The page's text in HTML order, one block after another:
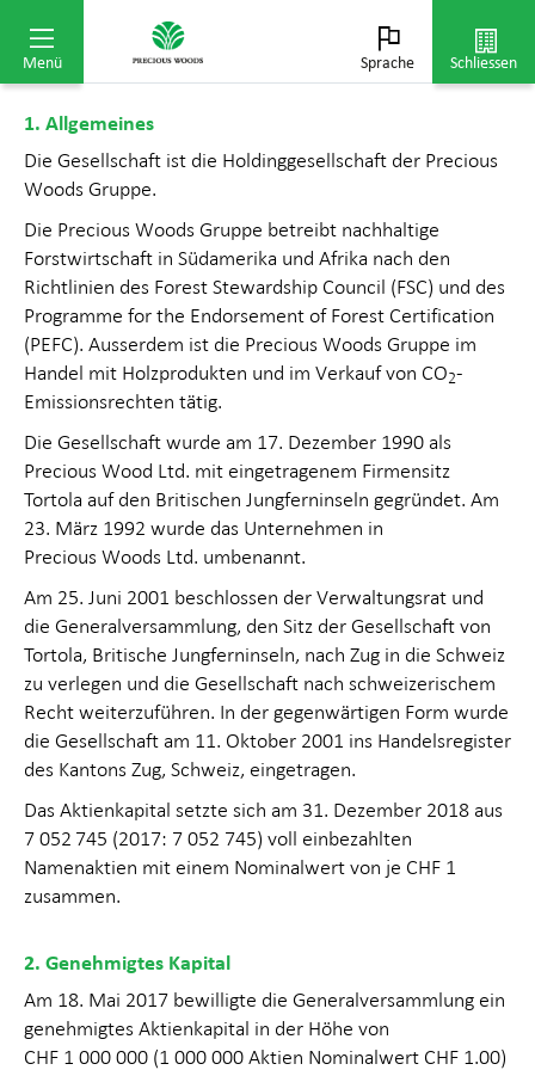
Menü Sprache Schliessen
dem Verkauf angefallenen oder noch anzufallenden
Kosten verlässlich bestimmt werden können.
1. Allgemeines
Die Gesellschaft ist die Holdinggesellschaft der Precious
Woods Gruppe.
Die Precious Woods Gruppe betreibt nachhaltige
Forstwirtschaft in Südamerika und Afrika nach den
Richtlinien des Forest Stewardship Council (FSC) und des
Programme for the Endorsement of Forest Certification
(PEFC). Ausserdem ist die Precious Woods Gruppe im
Handel mit Holzprodukten und im Verkauf von CO2-
Emissionsrechten tätig.
Die Gesellschaft wurde am 17. Dezember 1990 als
Precious Wood Ltd. mit eingetragenem Firmensitz
Tortola auf den Britischen Jungfern­inseln gegründet. Am
23. März 1992 wurde das Unternehmen in
Precious Woods Ltd. umbenannt.
Am 25. Juni 2001 beschlossen der Verwaltungsrat und
die Generalversammlung, den Sitz der Gesellschaft von
Tortola, Britische Jungfern­inseln, nach Zug in die Schweiz
zu verlegen und die Gesellschaft nach schweizerischem
Recht weiterzuführen. In der gegenwärtigen Form wurde
die Gesellschaft am 11. Oktober 2001 ins Handelsregister
des Kantons Zug, Schweiz, eingetragen.
Das Aktienkapital setzte sich am 31. Dezember 2018 aus
7 052 745 (2017: 7 052 745) voll einbezahlten
Namenaktien mit einem Nominalwert von je CHF 1
zusammen.
2. Genehmigtes Kapital
Am 18. Mai 2017 bewilligte die Generalversammlung ein
genehmigtes Aktienkapital in der Höhe von
CHF 1 000 000 (1 000 000 Aktien Nominalwert CHF 1.00)